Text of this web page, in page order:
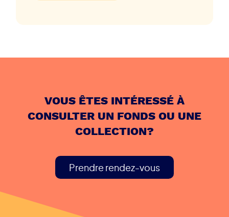
VOUS ÊTES INTÉRESSÉ À
CONSULTER UN FONDS OU UNE
COLLECTION?
Prendre rendez-vous